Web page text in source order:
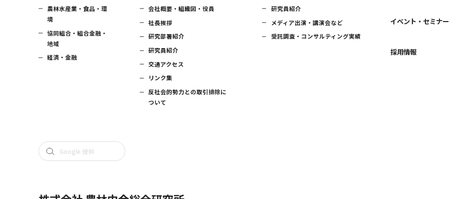
農林水産業・食品・環
境
協同組合・組合金融・
地域
経済・金融
会社概要・組織図・役員
社長挨拶
研究部署紹介
研究員紹介
交通アクセス
リンク集
反社会的勢力との取引排除に
ついて
研究員紹介
メディア出演・講演会など
受託調査・コンサルティング実績
イベント・セミナー
採用情報